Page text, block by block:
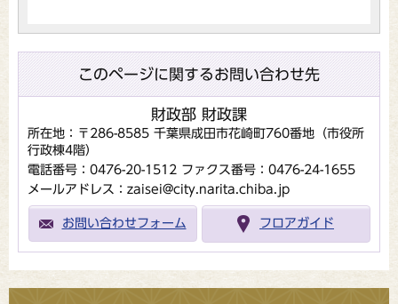
このページに関するお問い合わせ先
財政部 財政課
所在地：〒286-8585 千葉県成田市花崎町760番地（市役所
行政棟4階）
電話番号：0476-20-1512 ファクス番号：0476-24-1655
メールアドレス：zaisei@city.narita.chiba.jp
お問い合わせフォーム フロアガイド